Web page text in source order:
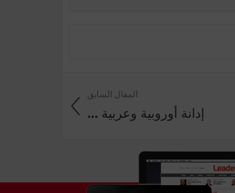
المقال السابق
إدانة أوروبية وعربية ...